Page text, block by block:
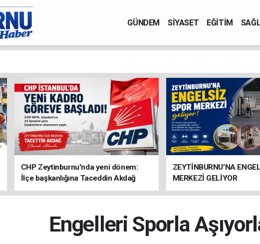
GÜNDEM SİYASET EĞİTİM
CHP Zeytinburnu'nda yeni dönem:
İlçe başkanlığına Taceddin Akdağ
atandı
ZEYTİNBURNU’NA
MERKEZİ GELİYOR
Engelleri Sporla